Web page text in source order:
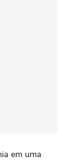
em uma